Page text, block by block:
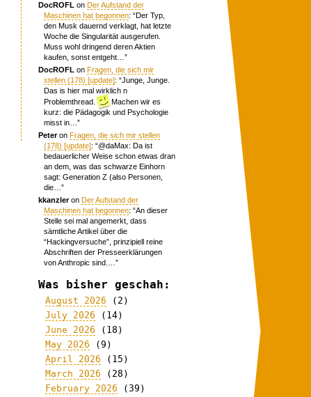
DocROFL onDer Aufstand der
Maschinen hat begonnen: “Der Typ,
den Musk dauernd verklagt, hat letzte
Woche die Singularität ausgerufen.
Muss wohl dringend deren Aktien
kaufen, sonst entgeht… ”
DocROFL onFragen, die sich mir
stellen (178) [update]: “Junge, Junge.
Das is hier mal wirklich n
Problemthread.
Machen wir es
kurz: die Pädagogik und Psychologie
misst in… ”
PeteronFragen, die sich mir stellen
(178) [update]: “@daMax: Da ist
bedauerlicher Weise schon etwas dran
an dem, was das schwarze Einhorn
sagt: Generation Z (also Personen,
die… ”
kkanzleronDer Aufstand der
Maschinen hat begonnen: “An dieser
Stelle sei mal angemerkt, dass
sämtliche Artikel über die
“Hackingversuche”, prinzipiell reine
Abschriften der Presseerklärungen
von Anthropic sind.… ”
Was bisher geschah:
August 2026 (2)
July 2026 (14)
June 2026 (18)
May 2026 (9)
April 2026 (15)
March 2026 (28)
February 2026 (39)